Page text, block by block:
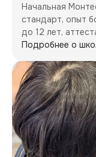
Начальная
стандарт, опыт
до 12 лет,
Подробнее о